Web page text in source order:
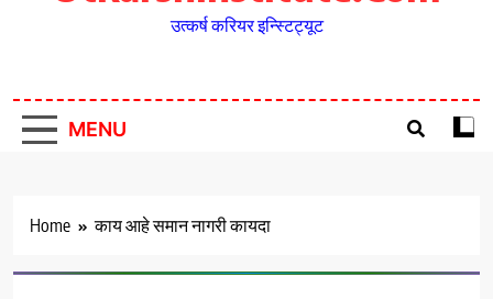
उत्कर्ष करियर इन्स्टिट्यूट
MENU
Home काय आहे समान नागरी कायदा